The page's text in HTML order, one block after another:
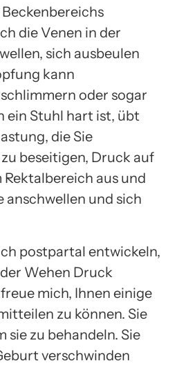
die Venen in der
sich ausbeulen
kann
oder sogar
ein Stuhl hart ist, übt
die Sie
beseitigen, Druck auf
aus und
anschwellen und sich
postpartal entwickeln,
Wehen Druck
mich, Ihnen einige
zu können. Sie
sie zu behandeln. Sie
verschwinden